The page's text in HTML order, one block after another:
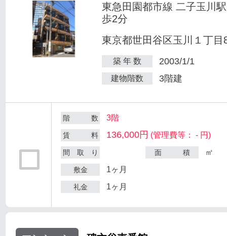
東急田園都市線 二子玉川
歩2分
東京都世田谷区玉川１丁目
築 年 数 2003/1/1
建物階数 3階建
階 数 3階
賃 料 136,000円 (管理費等： - 円)
間 取 り 面 積 ㎡
敷金 1ヶ月
礼金 1ヶ月